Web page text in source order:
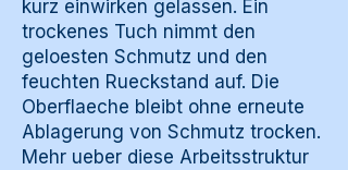
kurz einwirken gelassen. Ein
trockenes Tuch nimmt den
geloesten Schmutz und den
feuchten Rueckstand auf. Die
Oberflaeche bleibt ohne erneute
Ablagerung von Schmutz trocken.
Mehr ueber diese Arbeitsstruktur